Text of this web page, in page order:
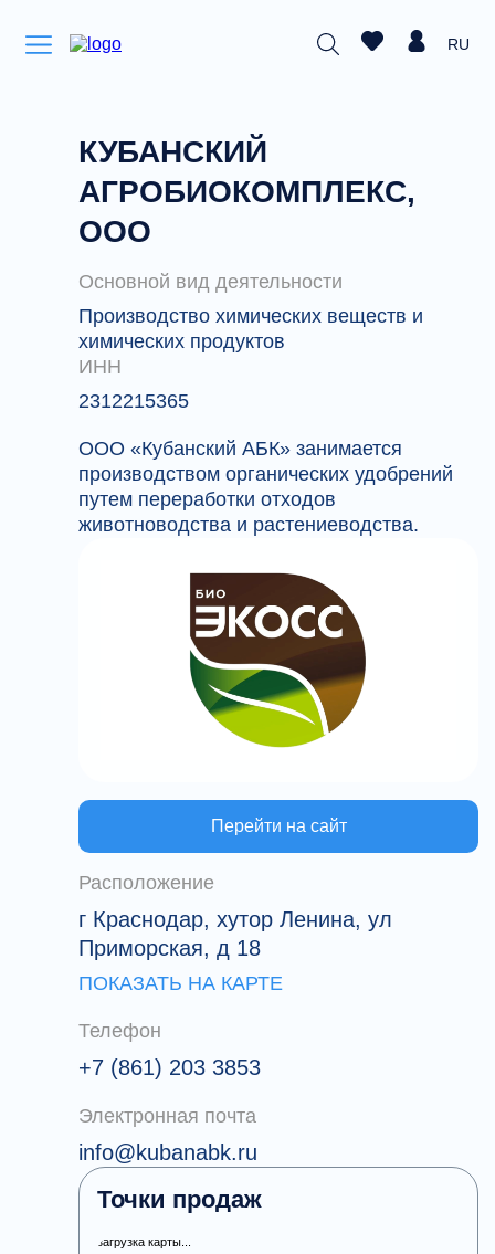
RU
Перейти на сайт
Расположение
г Краснодар, хутор Ленина, ул
Приморская, д 18
ПОКАЗАТЬ НА КАРТЕ
Телефон
+7 (861) 203 3853
Электронная почта
info@kubanabk.ru
КУБАНСКИЙ
АГРОБИОКОМПЛЕКС,
ООО
Основной вид деятельности
Производство химических веществ и
химических продуктов
ИНН
2312215365
ООО «Кубанский АБК» занимается
производством органических удобрений
путем переработки отходов
животноводства и растениеводства.
Точки продаж
загрузка карты...